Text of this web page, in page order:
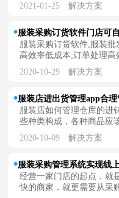
2021-01-25 解决方案
服装采购订货软件门店可
服装采购订货软件,服装批
高效率低成本;订单处理高
2020-10-29 解决方案
服装店进出货管理app合
服装店如何管理仓库的进
些种类构成，各种商品应
2020-10-09 解决方案
服装采购管理系统实现线
经营一家门店的起点，就
快的商家，就更需要从采